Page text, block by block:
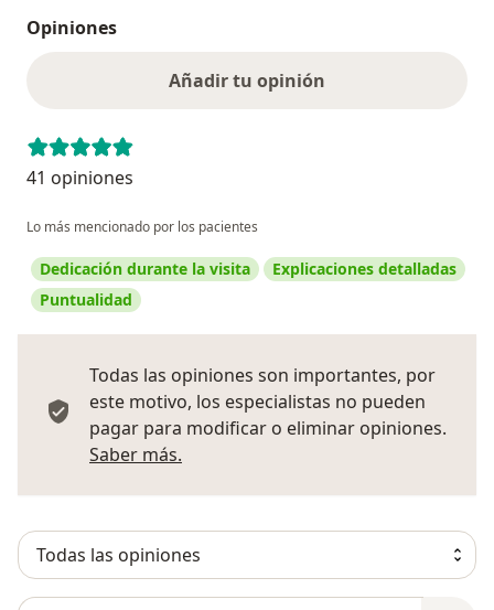
Opiniones
Añadir tu opinión
41 opiniones
Lo más mencionado por los pacientes
Dedicación durante la visita
Explicaciones detalladas
Puntualidad
Todas las opiniones son importantes, por
este motivo, los especialistas no pueden
pagar para modificar o eliminar opiniones.
Saber más.